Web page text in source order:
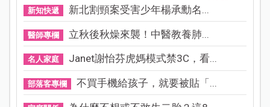
新知快遞 新北割頸案受害少年楊承勳名...
醫師專欄 立秋後秋燥來襲！中醫教養肺...
名人家庭 Janet謝怡芬虎媽模式禁3C，看...
部落客專欄 不買手機給孩子，就要被貼「...